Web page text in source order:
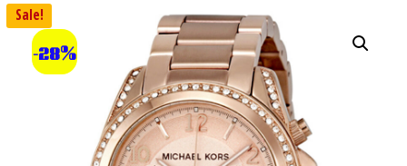
Sale!
-28%